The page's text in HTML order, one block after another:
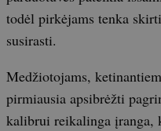
todėl pirkėjams tenka
susirasti.
Medžiotojams,
pirmiausia apsibrėžti
kalibrui reikalinga įranga,